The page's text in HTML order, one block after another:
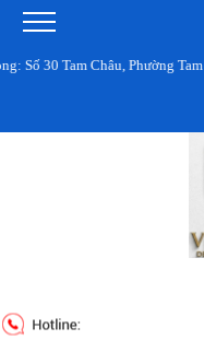
Châu, Phường Tam Phú,